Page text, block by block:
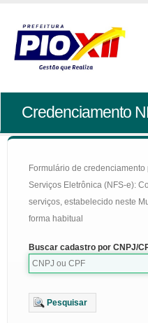
Credenciamento
Formulário de
Serviços Eletrônica (NFS-e):
serviços, estabelecido neste
forma habitual
Buscar cadastro por CNPJ/
Pesquisar